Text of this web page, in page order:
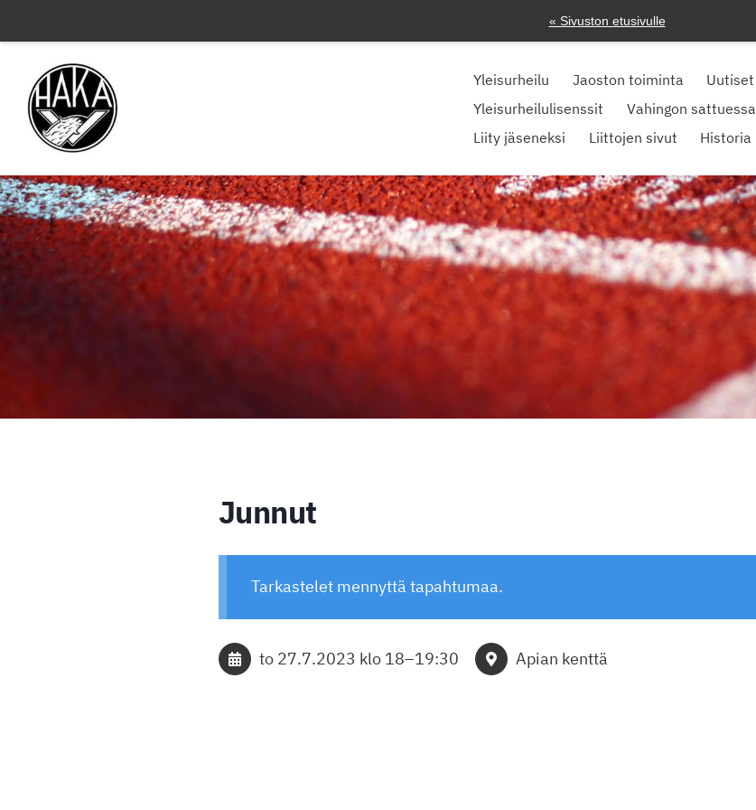
sivun
sisältöön
« Sivuston etusivulle
Valkeakosken Haka
Yleisurheilu Jaoston toiminta Uutiset
Yleisurheilulisenssit
Vahingon sattuessa
Liity jäseneksi
Liittojen sivut Historia
Junnut
Tarkastelet mennyttä tapahtumaa.
to 27.7.2023 klo 18–19:30 Apian kenttä